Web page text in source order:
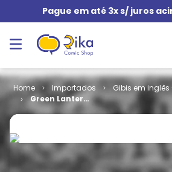
Pague em até 3x s/ juros
Importados Gibis em inglês
Green Lantern
- Volume 3 #